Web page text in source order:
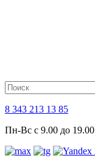
8 343 213 13 85
Пн-Вс с 9.00 до 19.00